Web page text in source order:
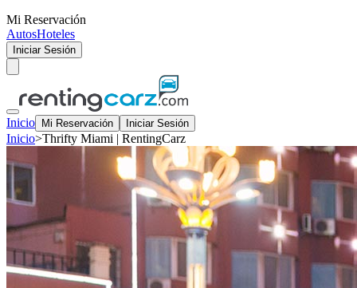
Mi Reservación
AutosHoteles
Iniciar Sesión
Inicio Mi Reservación Iniciar Sesión
Inicio>Thrifty Miami | RentingCarz